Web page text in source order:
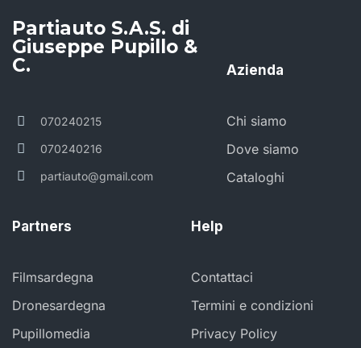
Partiauto S.A.S. di
Giuseppe Pupillo &
C.
070240215
070240216
partiauto@gmail.com
Azienda
Chi siamo
Dove siamo
Cataloghi
Partners
Filmsardegna
Dronesardegna
Pupillomedia
Help
Contattaci
Termini e condizioni
Privacy Policy